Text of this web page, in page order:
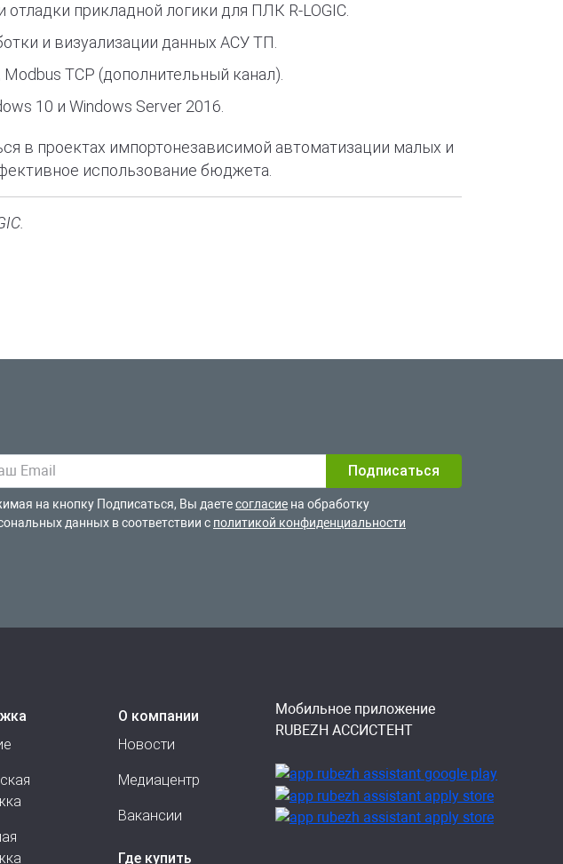
отладки прикладной логики для ПЛК R-LOGIC.
и визуализации данных АСУ ТП.
TCP (дополнительный канал).
10 и Windows Server 2016.
в проектах импортонезависимой автоматизации малых и
использование бюджета.
на кнопку Подписаться, Вы даетесогласие на обработку
данных в соответствии с политикой конфиденциальности
О компании
Новости
Медиацентр
Вакансии
Где купить
Мобильное приложение
RUBEZH АССИСТЕНТ